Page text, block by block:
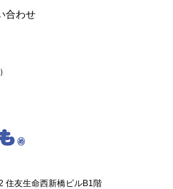
合わせ
住友生命西新橋ビルB1階